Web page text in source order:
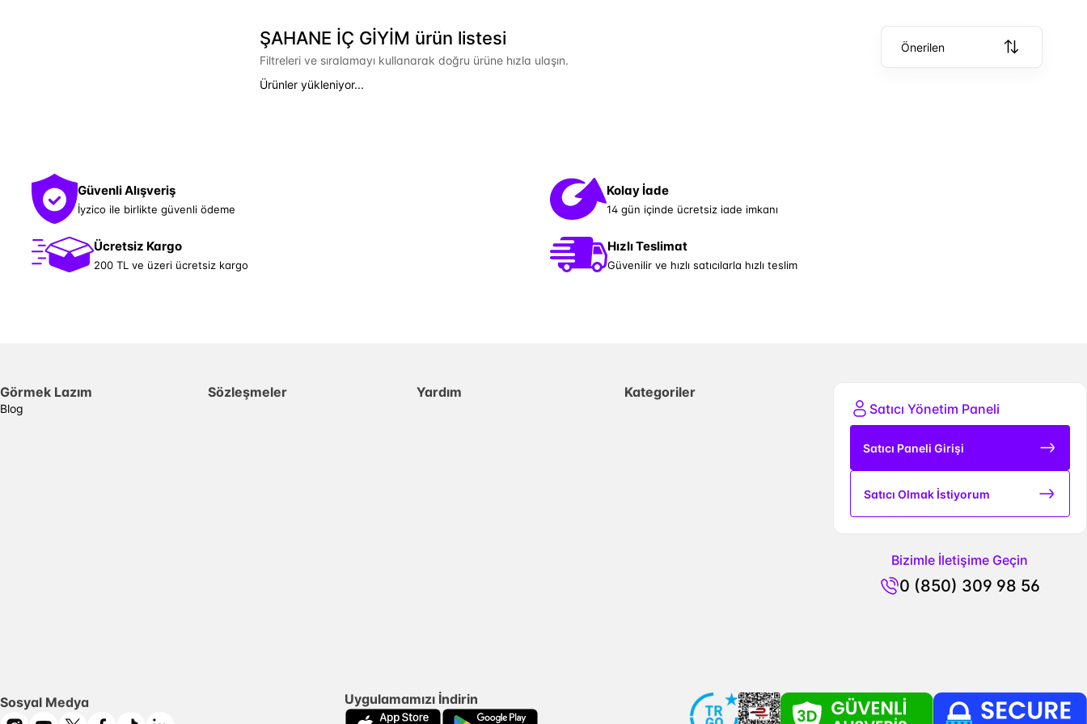
ŞAHANE İÇ GİYİM ürün listesi
Filtreleri ve sıralamayı kullanarak doğru ürüne hızla ulaşın.
Önerilen
Ürünler yükleniyor...
Güvenli Alışveriş
İyzico ile birlikte güvenli ödeme
Kolay İade
14 gün içinde ücretsiz iade imkanı
Ücretsiz Kargo
200 TL ve üzeri ücretsiz kargo
Hızlı Teslimat
Güvenilir ve hızlı satıcılarla hızlı teslim
Görmek Lazım
Blog
Sözleşmeler Yardım
Kategoriler
Satıcı Yönetim Paneli
Satıcı Paneli Girişi
Satıcı Olmak İstiyorum
Bizimle İletişime Geçin
0 (850) 309 98 56
Sosyal Medya Uygulamamızı İndirin